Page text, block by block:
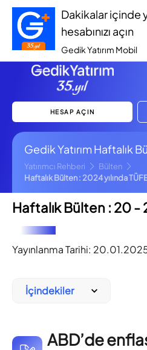
Dakikalar içinde
hesabınızı açın
Gedik Yatırım Mobil
HESAP AÇIN
Gedik Yatırım Haftalık
Yatırımcı Rehberi
Bülten
Haftalık Bülten : 2024 yılında
Haftalık Bülten : 20
Yayınlanma Tarihi:
İçindekiler
ABD’de